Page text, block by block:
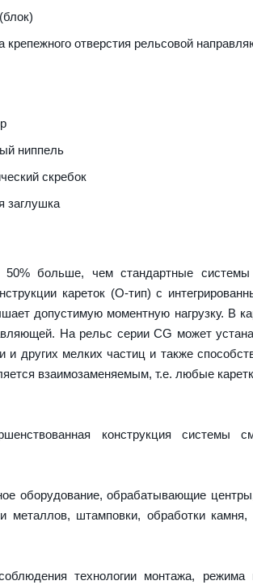
крепежного отверстия рельсовой
ниппель
скребок
заглушка
больше, чем стандартные системы
кареток (О-тип) с
допустимую моментную нагрузку. В
На рельс серии CG может
других мелких частиц и также
взаимозаменяемым, т.е. любые
конструкция системы
оборудование, обрабатывающие
штамповки, обработки камня,
технологии монтажа, режима